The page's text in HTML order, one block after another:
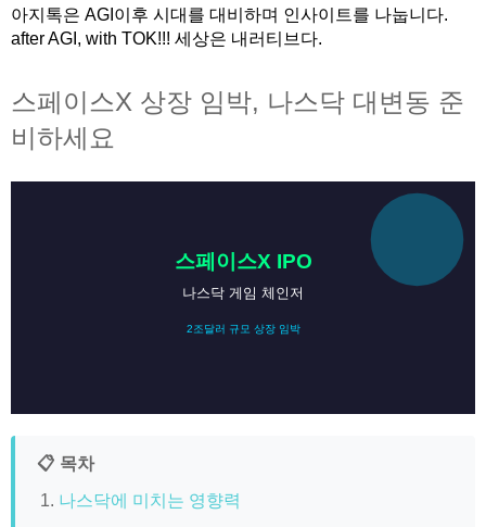
아지톡은 AGI이후 시대를 대비하며 인사이트를 나눕니다.
after AGI, with TOK!!! 세상은 내러티브다.
스페이스X 상장 임박, 나스닥 대변동 준
비하세요
스페이스X IPO
나스닥 게임 체인저
2조달러 규모 상장 임박
📋 목차
나스닥에 미치는 영향력